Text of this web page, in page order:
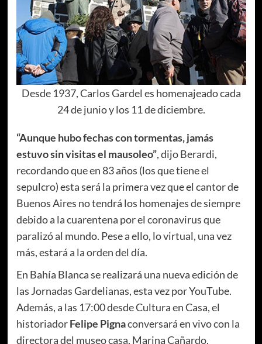
Desde 1937, Carlos Gardel es homenajeado cada
24 de junio y los 11 de diciembre.
“Aunque hubo fechas con tormentas, jamás
estuvo sin visitas el mausoleo”, dijo Berardi,
recordando que en 83 años (los que tiene el
sepulcro) esta será la primera vez que el cantor de
Buenos Aires no tendrá los homenajes de siempre
debido a la cuarentena por el coronavirus que
paralizó al mundo. Pese a ello, lo virtual, una vez
más, estará a la orden del día.
En Bahía Blanca se realizará una nueva edición de
las Jornadas Gardelianas, esta vez por YouTube.
Además, a las 17:00 desde Cultura en Casa, el
historiadorFelipe Pignaconversará en vivo con la
directora del museo casa, Marina Cañardo,